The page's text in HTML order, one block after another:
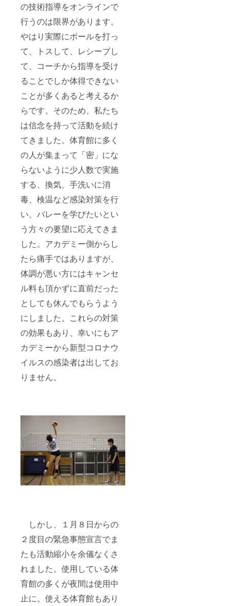
の技術指導をオンラインで
行うのは限界があります。
やはり実際にボールを打っ
て、トスして、レシーブし
て、コーチから指導を受け
ることでしか体得できない
ことが多くあると考えるか
らです。そのため、私たち
は信念を持って活動を続け
てきました。体育館に多く
の人が集まって「密」にな
らないように少人数で実施
する、換気、手洗いに消
毒、検温など感染対策を行
い、バレーを学びたいとい
う方々の要望に応えてきま
した。アカデミー側からし
たら痛手ではありますが、
体調が悪い方にはキャンセ
ル料も頂かずに直前だった
としても休んでもらうよう
にしました。これらの対策
の効果もあり、幸いにもア
カデミーから新型コロナウ
イルスの感染者は出してお
りません。
しかし、１月８日からの
２度目の緊急事態宣言でま
たも活動縮小を余儀なくさ
れました。使用している体
育館の多くが夜間は使用中
止に。使える体育館もあり